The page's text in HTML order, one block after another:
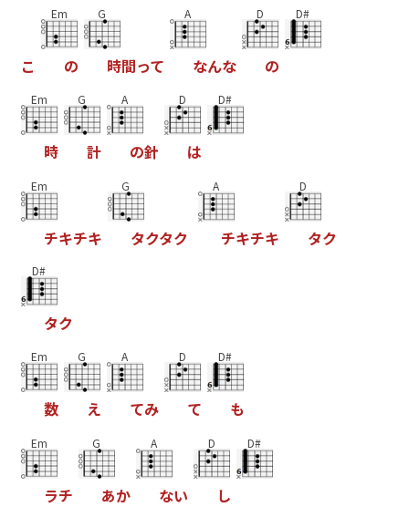
こ
Em
の
G
時間って
A
なんな
D
の
D#
Em
時
G
計
A
の針
D
は
D#
Em
チキチキ
G
タクタク
A
チキチキ
D
タク
D#
タク
Em
数
G
え
A
てみ
D
て
D#
も
Em
ラチ
G
あか
A
ない
D
し
D#